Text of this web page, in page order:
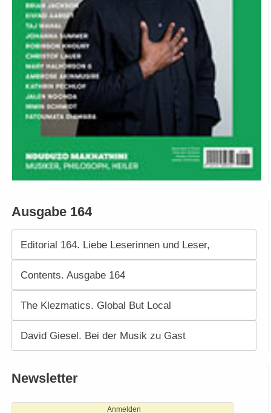
Ausgabe 164
Editorial 164. Liebe Leserinnen und Leser,
Contents. Ausgabe 164
The Klezmatics. Global But Local
David Giesel. Bei der Musik zu Gast
Newsletter
Anmelden